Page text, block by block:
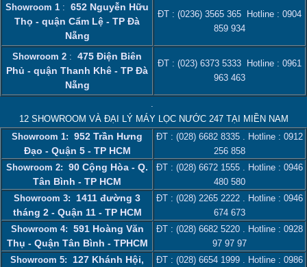
Showroom 1 : 652 Nguyễn Hữu
Thọ - quận Cẩm Lệ - TP Đà
Nẵng
ĐT : (0236) 3565 365 Hotline : 0904
859 934
Showroom 2 : 475 Điện Biên
Phủ - quận Thanh Khê - TP Đà
Nẵng
ĐT : (023) 6373 5333 Hotline : 0961
963 463
12 SHOWROOM VÀ ĐẠI LÝ MÁY LỌC NƯỚC 247 TẠI MIỀN NAM
Showroom 1: 952 Trần Hưng
Đạo - Quận 5 - TP HCM
ĐT : (028) 6682 8335 . Hotline : 0912
256 858
Showroom 2: 90 Cộng Hòa - Q.
Tân Bình - TP HCM
ĐT : (028) 6672 1555 . Hotline : 0946
480 580
Showroom 3: 1411 đường 3
tháng 2 - Quận 11 - TP HCM
ĐT : (028) 2265 2222 . Hotline : 0946
674 673
Showroom 4: 591 Hoàng Văn
Thụ - Quận Tân Bình - TPHCM
ĐT : (028) 6682 5220 . Hotline : 0928
97 97 97
Showroom 5: 127 Khánh Hội,
ĐT : (028) 6654 1999 . Hotline : 0986